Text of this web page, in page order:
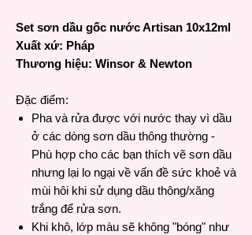
Set sơn dầu gốc nước Artisan 10x12ml
Xuất xứ: Pháp
Thương hiệu: Winsor & Newton
Đặc điểm:
Pha và rửa được với nước thay vì dầu
ở các dòng sơn dầu thông thường -
Phù hợp cho các bạn thích vẽ sơn dầu
nhưng lại lo ngại về vấn đề sức khoẻ và
mùi hôi khi sử dụng dầu thông/xăng
trắng để rửa sơn.
Khi khô, lớp màu sẽ không "bóng" như